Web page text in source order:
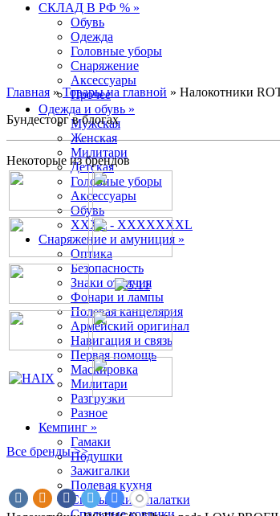
СКЛАД В РФ % »
Обувь
Одежда
Головные уборы
Снаряжение
Аксессуары
Прочее
Одежда и обувь »
Мужская
Женская
Милитари
Детская
Головные уборы
Аксессуары
Обувь
XXXL - XXXXXXXL
Снаряжение и амуниция »
Оптика
Безопасность
Знаки отличия
Фонари и лампы
Полевая канцелярия
Армейский оригинал
Навигация и связь
Первая помощь
Маскировка
Милитари
Разгрузки
Разное
Кемпинг »
Гамаки
Подушки
Зажигалки
Полевая кухня
Спальники и палатки
Главная »Товары на главной » Налокотники
Бундесторг в блогах
Некоторые из брендов
Все бренды >>